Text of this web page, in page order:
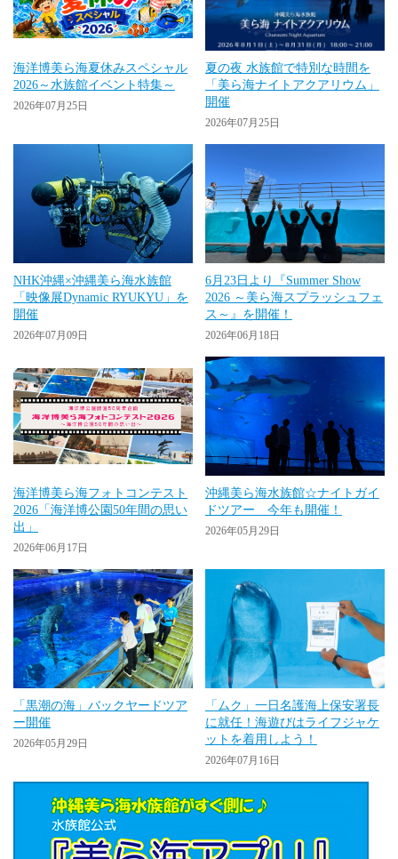
海洋博美ら海夏休みスペシャル
2026～水族館イベント特集～
2026年07月25日
夏の夜 水族館で特別な時間を
「美ら海ナイトアクアリウム」
開催
2026年07月25日
NHK沖縄×沖縄美ら海水族館
「映像展Dynamic RYUKYU」を
開催
2026年07月09日
6月23日より『Summer Show
2026 ～美ら海スプラッシュフェ
ス～』を開催！
2026年06月18日
海洋博美ら海フォトコンテスト
2026「海洋博公園50年間の思い
出」
2026年06月17日
沖縄美ら海水族館☆ナイトガイ
ドツアー 今年も開催！
2026年05月29日
「黒潮の海」バックヤードツア
ー開催
2026年05月29日
「ムク」一日名護海上保安署長
に就任！海遊びはライフジャケ
ットを着用しよう！
2026年07月16日